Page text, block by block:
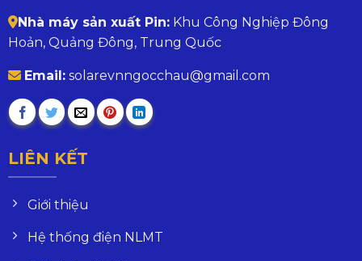
Nhà máy sản xuất Pin:Khu Công Nghiệp Đông
Hoản, Quảng Đông, Trung Quốc
Email:solarevnngocchau@gmail.com
LIÊN KẾT
Giới thiệu
Hệ thống điện NLMT